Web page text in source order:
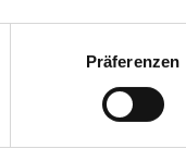
Präferenzen